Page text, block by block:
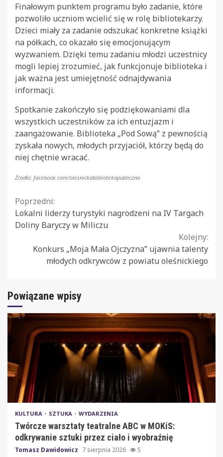
Finałowym punktem programu było zadanie, które
pozwoliło uczniom wcielić się w rolę bibliotekarzy.
Dzieci miały za zadanie odszukać konkretne książki
na półkach, co okazało się emocjonującym
wyzwaniem. Dzięki temu zadaniu młodzi uczestnicy
mogli lepiej zrozumieć, jak funkcjonuje biblioteka i
jak ważna jest umiejętność odnajdywania
informacji.
Spotkanie zakończyło się podziękowaniami dla
wszystkich uczestników za ich entuzjazm i
zaangażowanie. Biblioteka „Pod Sową” z pewnością
zyskała nowych, młodych przyjaciół, którzy będą do
niej chętnie wracać.
Źródło: facebook.com/olesnickabibliotekapubliczna
Continue
Reading
Poprzedni:
Lokalni liderzy turystyki nagrodzeni na IV Targach
Doliny Baryczy w Miliczu
Kolejny:
Konkurs „Moja Mała Ojczyzna” ujawnia talenty
młodych odkrywców z powiatu oleśnickiego
Powiązane wpisy
KULTURA SZTUKA WYDARZENIA
Twórcze warsztaty teatralne ABC w MOKiS:
odkrywanie sztuki przez ciało i wyobraźnię
Tomasz Dawidowicz 7 sierpnia 2026 5